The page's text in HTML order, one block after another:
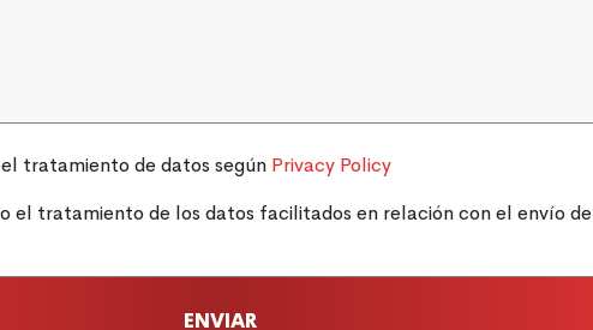
tratamiento de datos según Privacy Policy
el tratamiento de los datos facilitados en relación con el envío de